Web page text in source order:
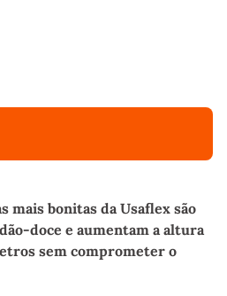
mais bonitas da Usaflex são
doce e aumentam a altura
sem comprometer o